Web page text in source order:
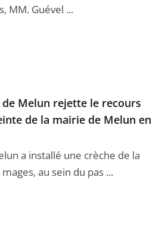
MM. Guével ...
Melun rejette le recours
de la mairie de Melun en
a installé une crèche de la
au sein du pas ...